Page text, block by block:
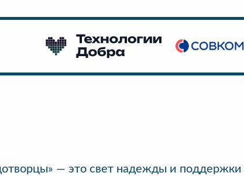
— это свет надежды и поддержки